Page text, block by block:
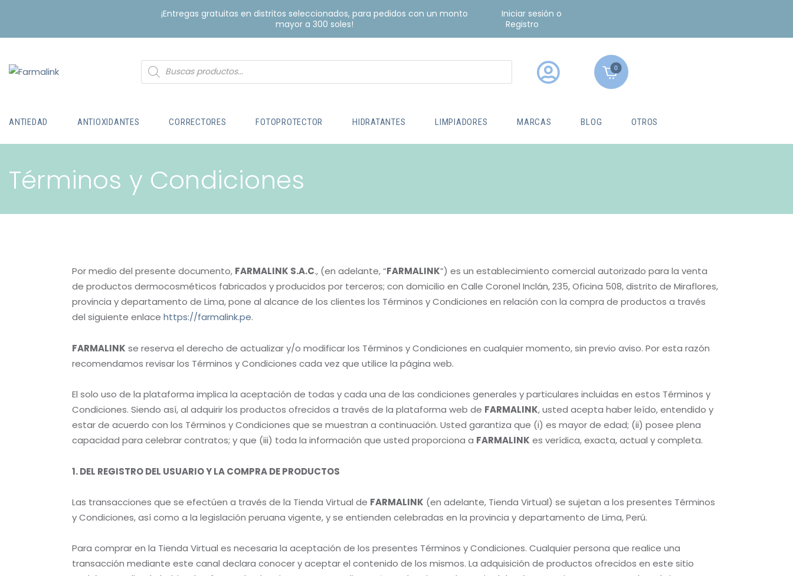
¡Entregas gratuitas en distritos seleccionados, para pedidos con un monto
mayor a 300 soles!
Iniciar sesión o
Registro
0
ANTIEDAD ANTIOXIDANTES CORRECTORES FOTOPROTECTOR HIDRATANTES LIMPIADORES MARCAS BLOG OTROS
Términos y Condiciones
Por medio del presente documento, FARMALINK S.A.C., (en adelante, “FARMALINK”) es un establecimiento comercial autorizado para la venta
de productos dermocosméticos fabricados y producidos por terceros; con domicilio en Calle Coronel Inclán, 235, Oficina 508, distrito de Miraflores,
provincia y departamento de Lima, pone al alcance de los clientes los Términos y Condiciones en relación con la compra de productos a través
del siguiente enlace https://farmalink.pe.
FARMALINK se reserva el derecho de actualizar y/o modificar los Términos y Condiciones en cualquier momento, sin previo aviso. Por esta razón
recomendamos revisar los Términos y Condiciones cada vez que utilice la página web.
El solo uso de la plataforma implica la aceptación de todas y cada una de las condiciones generales y particulares incluidas en estos Términos y
Condiciones. Siendo así, al adquirir los productos ofrecidos a través de la plataforma web de FARMALINK, usted acepta haber leído, entendido y
estar de acuerdo con los Términos y Condiciones que se muestran a continuación. Usted garantiza que (i) es mayor de edad; (ii) posee plena
capacidad para celebrar contratos; y que (iii) toda la información que usted proporciona a FARMALINK es verídica, exacta, actual y completa.
1. DEL REGISTRO DEL USUARIO Y LA COMPRA DE PRODUCTOS
Las transacciones que se efectúen a través de la Tienda Virtual de FARMALINK (en adelante, Tienda Virtual) se sujetan a los presentes Términos
y Condiciones, así como a la legislación peruana vigente, y se entienden celebradas en la provincia y departamento de Lima, Perú.
Para comprar en la Tienda Virtual es necesaria la aceptación de los presentes Términos y Condiciones. Cualquier persona que realice una
transacción mediante este canal declara conocer y aceptar el contenido de los mismos. La adquisición de productos ofrecidos en este sitio